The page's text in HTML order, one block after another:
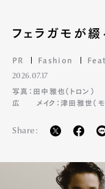
フェラガモが綴
PR Fashion
2026.07.17
写真：田中雅也（トロン）
広
メイク：津田雅世（
Share: